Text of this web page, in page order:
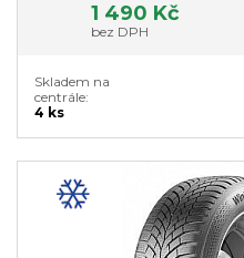
1 490 Kč
bez DPH
Skladem na
centrále:
4 ks